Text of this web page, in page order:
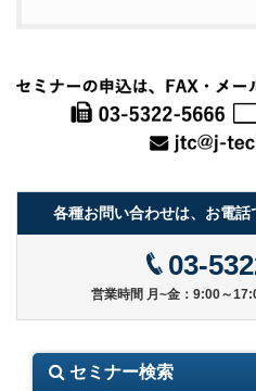
各種お問い合わせは、お電話
03-
営業時間 月~金：9:00～
セミナー検索